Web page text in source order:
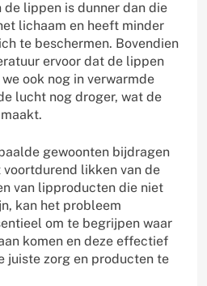
de lippen is dunner dan die
lichaam en heeft minder
te beschermen. Bovendien
ervoor dat de lippen
ook nog in verwarmde
lucht nog droger, wat de
gewoonten bijdragen
likken van de
van lipproducten die niet
kan het probleem
om te begrijpen waar
komen en deze effectief
juiste zorg en producten te